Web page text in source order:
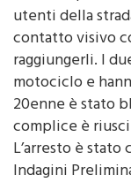
manovre
utenti della
contatto visivo
raggiungerli. I
motociclo e
20enne è stato
complice è
L’arresto è